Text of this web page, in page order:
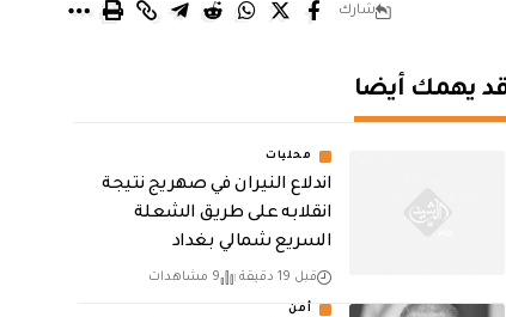
شارك
يهمك أيضا
محليات
اندلاع النيران في صهريج نتيجة
انقلابه على طريق الشعلة
السريع شمالي بغداد
قبل 19 دقيقة 9 مشاهدات
أمن